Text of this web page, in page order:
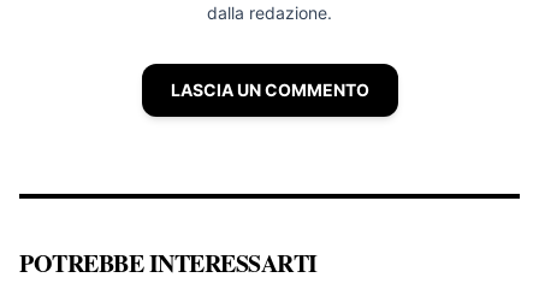
dalla redazione.
LASCIA UN COMMENTO
POTREBBE INTERESSARTI